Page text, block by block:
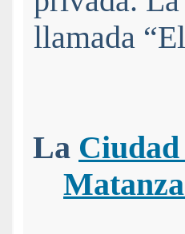
llamada
La